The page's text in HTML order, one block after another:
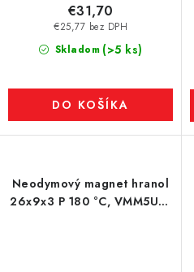
Skladom (>5 ks)
€25,77 bez DPH
€31,70
DO KOŠÍKA
Neodymový magnet hranol
26x9x3 P 180 °C, VMM5UH-